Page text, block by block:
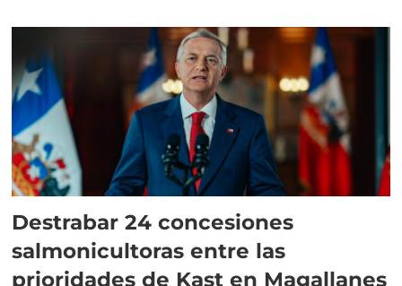
Destrabar 24 concesiones
salmonicultoras entre las
prioridades de Kast en Magallanes